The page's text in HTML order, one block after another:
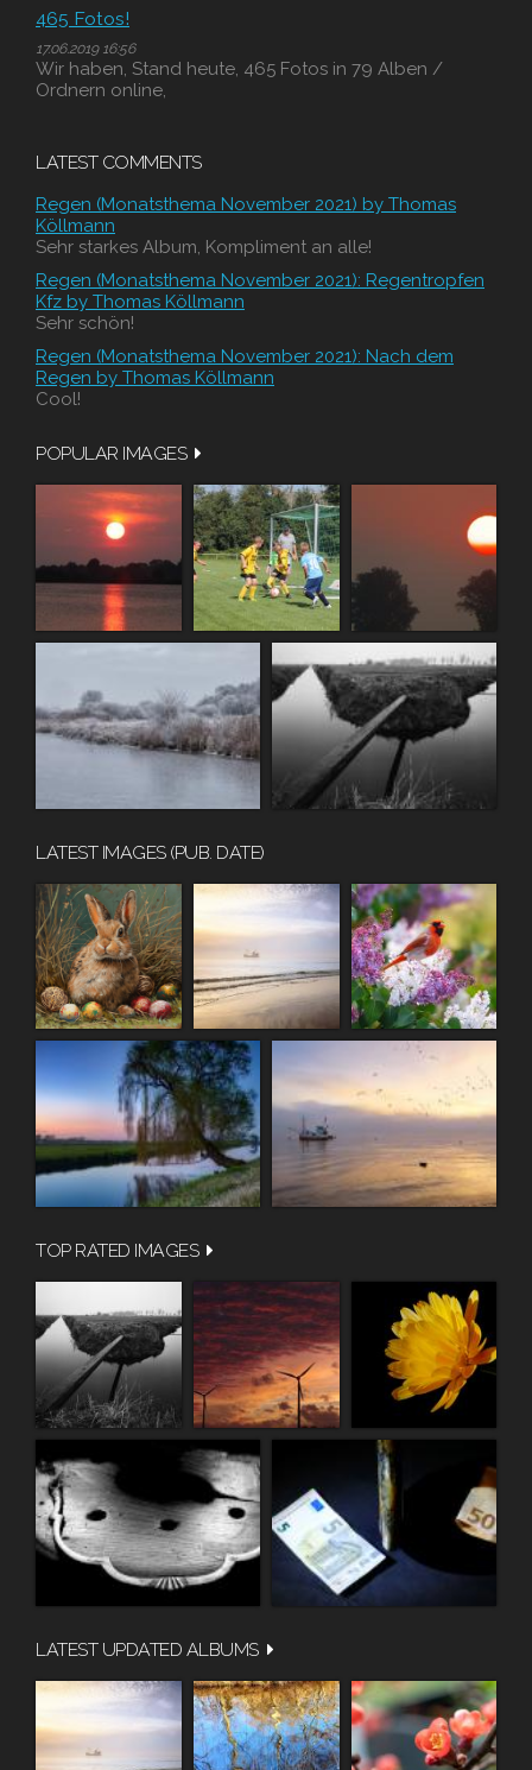
465 Fotos!
17.06.2019 16:56
Wir haben, Stand heute, 465 Fotos in 79 Alben /
Ordnern online,
LATEST COMMENTS
Regen (Monatsthema November 2021) by Thomas
Köllmann
Sehr starkes Album, Kompliment an alle!
Regen (Monatsthema November 2021): Regentropfen
Kfz by Thomas Köllmann
Sehr schön!
Regen (Monatsthema November 2021): Nach dem
Regen by Thomas Köllmann
Cool!
POPULAR IMAGES
LATEST IMAGES (PUB. DATE)
TOP RATED IMAGES
LATEST UPDATED ALBUMS